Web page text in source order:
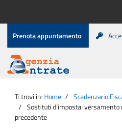
contenuto
Menu
di
servizio
Prenota appuntamento
Agenzia
Entrate
principale
Ti trovi in: Home Scadenzario
Sostituti d'imposta:
precedente